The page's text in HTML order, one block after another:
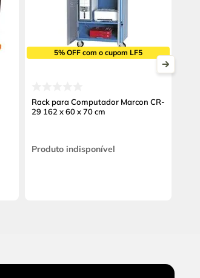
5% OFF com o cupom LF5
Rack para Computador Marcon CR-
29 162 x 60 x 70 cm
Produto indisponível